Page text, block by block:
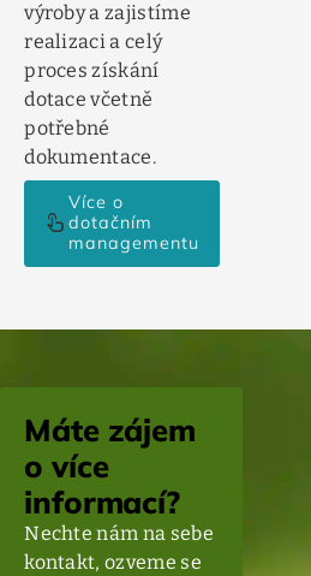
výroby a zajistíme
realizaci a celý
proces získání
dotace včetně
potřebné
dokumentace.
touch_app
Více o
dotačním
managementu
Máte zájem
o více
informací?
Nechte nám na sebe
kontakt, ozveme se